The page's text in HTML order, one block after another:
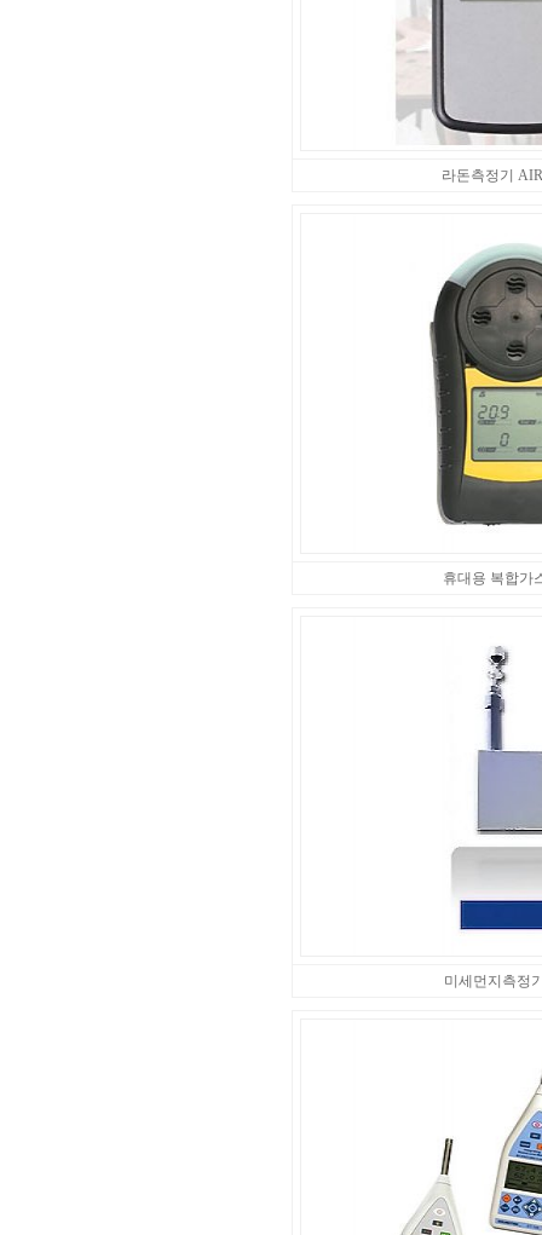
라돈측정기
휴대용 복합가
미세먼지측정